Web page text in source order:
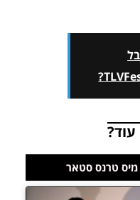
מיס טרנס סטאר